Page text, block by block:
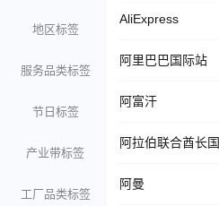
地区标签
服务品类标签
节日标签
产业带标签
工厂品类标签
AliExpress
阿里巴巴国际站
阿富汗
阿拉伯联合酋长国
阿曼